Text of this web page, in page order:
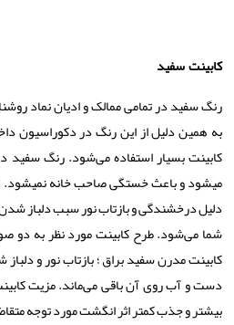
کابینت سفید
رنگ سفید در تمامی ممالک و ادیان نماد
به همین دلیل از این رنگ در دکوراسیون
کابینت بسیار استفاده می‌شود. رنگ سفید در
میشود و باعث خستگی صاحب خانه نمیشود.
دلیل درخشندگی و بازتاب نور سبب دلباز شدن
شما می‌شود. طرح کابینت مورد نظر به دو
کابینت مدرن سفید براق ؛ بازتاب نور و
دست و آب روی آن باقی می‌ماند. مزیت
بیشتر و جذب کمتر اثر انگشت مورد توجه